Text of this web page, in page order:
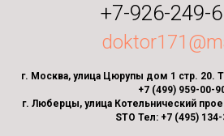
+7-926-249-
г. Москва, улица Цюрупы дом 1 стр. 20.
+7 (499) 959-00-
г. Люберцы, улица Котельнический
STO Тел: +7 (495)